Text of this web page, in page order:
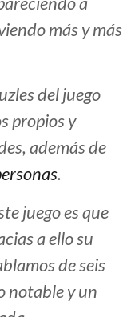
más y más
del juego
propios y
además de
.
juego es que
a ello su
de seis
notable y un